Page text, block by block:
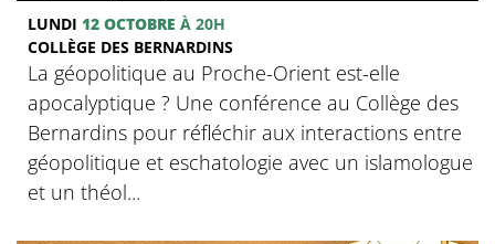
LUNDI 12 OCTOBRE À 20H
COLLÈGE DES BERNARDINS
La géopolitique au Proche-Orient est-elle
apocalyptique ? Une conférence au Collège des
Bernardins pour réfléchir aux interactions entre
géopolitique et eschatologie avec un islamologue
et un théol...